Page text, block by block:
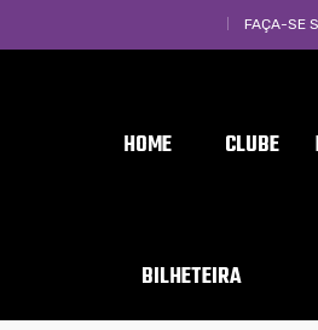
FAÇA-SE
HOME CLUBE
BILHETEIRA